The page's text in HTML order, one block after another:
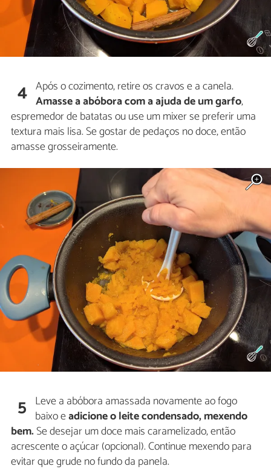
4 Após o cozimento, retire os cravos e a canela.
Amasse a abóbora com a ajuda de um garfo,
espremedor de batatas ou use um mixer se preferir uma
textura mais lisa. Se gostar de pedaços no doce, então
amasse grosseiramente.
5 Leve a abóbora amassada novamente ao fogo
baixo eadicione o leite condensado, mexendo
bem.Se desejar um doce mais caramelizado, então
acrescente o açúcar (opcional). Continue mexendo para
evitar que grude no fundo da panela.